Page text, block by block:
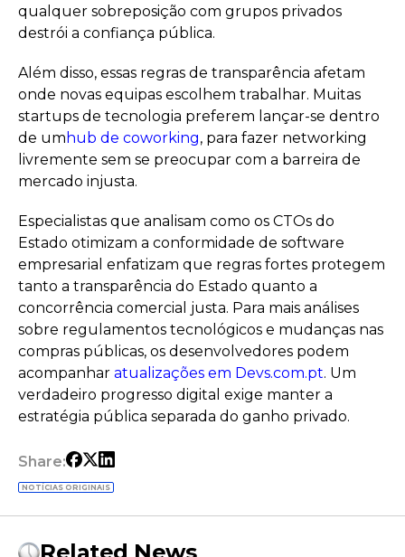
qualquer sobreposição com grupos privados
destrói a confiança pública.
Além disso, essas regras de transparência afetam
onde novas equipas escolhem trabalhar. Muitas
startups de tecnologia preferem lançar-se dentro
de um hub de coworking, para fazer networking
livremente sem se preocupar com a barreira de
mercado injusta.
Especialistas que analisam como os CTOs do
Estado otimizam a conformidade de software
empresarial enfatizam que regras fortes protegem
tanto a transparência do Estado quanto a
concorrência comercial justa. Para mais análises
sobre regulamentos tecnológicos e mudanças nas
compras públicas, os desenvolvedores podem
acompanhar atualizações em Devs.com.pt. Um
verdadeiro progresso digital exige manter a
estratégia pública separada do ganho privado.
Share:
NOTÍCIAS ORIGINAIS